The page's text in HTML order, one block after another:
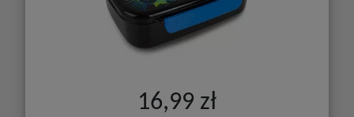
16,99 zł